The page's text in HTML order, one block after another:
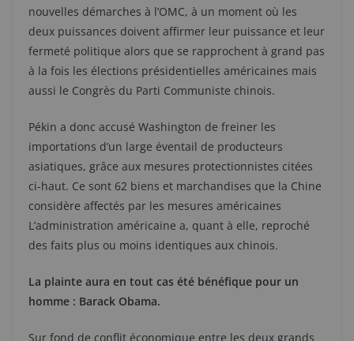
nouvelles démarches à l’OMC, à un moment où les
deux puissances doivent affirmer leur puissance et leur
fermeté politique alors que se rapprochent à grand pas
à la fois les élections présidentielles américaines mais
aussi le Congrès du Parti Communiste chinois.
Pékin a donc accusé Washington de freiner les
importations d’un large éventail de producteurs
asiatiques, grâce aux mesures protectionnistes citées
ci-haut. Ce sont 62 biens et marchandises que la Chine
considère affectés par les mesures américaines
L’administration américaine a, quant à elle, reproché
des faits plus ou moins identiques aux chinois.
La plainte aura en tout cas été bénéfique pour un
homme : Barack Obama.
Sur fond de conflit économique entre les deux grands